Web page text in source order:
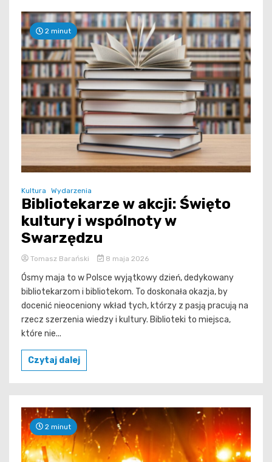
2 minut
Kultura Wydarzenia
Bibliotekarze w akcji: Święto
kultury i wspólnoty w
Swarzędzu
Tomasz Barański 8 maja 2026
Ósmy maja to w Polsce wyjątkowy dzień, dedykowany
bibliotekarzom i bibliotekom. To doskonała okazja, by
docenić nieoceniony wkład tych, którzy z pasją pracują na
rzecz szerzenia wiedzy i kultury. Biblioteki to miejsca,
które nie...
Czytaj dalej
2 minut